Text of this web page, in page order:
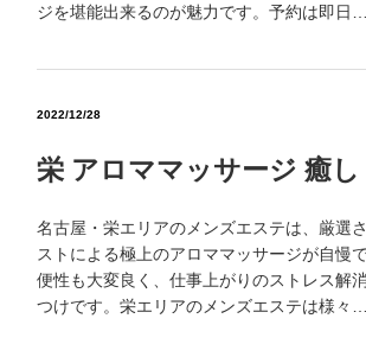
ジを堪能出来るのが魅力です。予約は即日
2022/12/28
栄 アロママッサージ 癒し
名古屋・栄エリアのメンズエステは、厳選
ストによる極上のアロママッサージが自慢
便性も大変良く、仕事上がりのストレス解
つけです。栄エリアのメンズエステは様々